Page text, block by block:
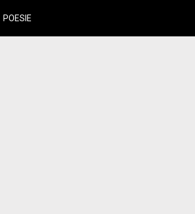
POESIE